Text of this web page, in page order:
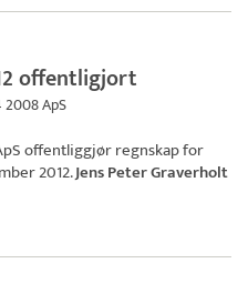
offentligjort
2008 ApS
offentliggjør regnskap for
2012.Jens Peter Graverholt